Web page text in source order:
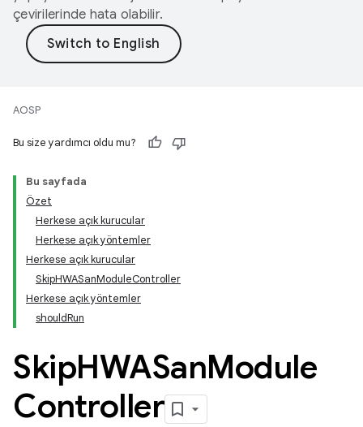
çevirilerinde hata olabilir.
AOSP
Bu size yardımcı oldu mu?
Bu sayfada
Özet
Herkese açık kurucular
Herkese açık yöntemler
Herkese açık kurucular
SkipHWASanModuleController
Herkese açık yöntemler
shouldRun
SkipHWASanModule
Controller